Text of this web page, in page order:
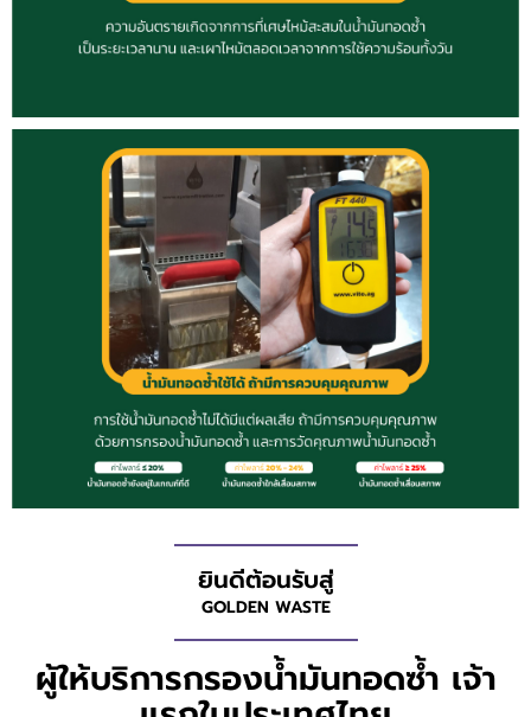
ยินดีต้อนรับสู่
GOLDEN WASTE
ผู้ให้บริการกรองน้ำมันทอดซ้ำ เจ้า